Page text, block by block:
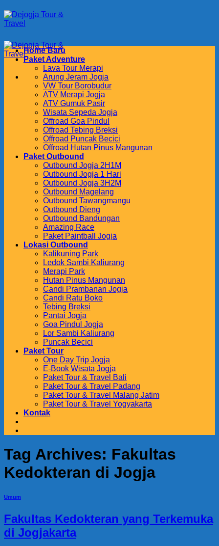
to
content
Home Baru
Paket Adventure
Lava Tour Merapi
Arung Jeram Jogja
VW Tour Borobudur
ATV Merapi Jogja
ATV Gumuk Pasir
Wisata Sepeda Jogja
Offroad Goa Pindul
Offroad Tebing Breksi
Offroad Puncak Becici
Offroad Hutan Pinus Mangunan
Paket Outbound
Outbound Jogja 2H1M
Outbound Jogja 1 Hari
Outbound Jogja 3H2M
Outbound Magelang
Outbound Tawangmangu
Outbound Dieng
Outbound Bandungan
Amazing Race
Paket Paintball Jogja
Lokasi Outbound
Kalikuning Park
Ledok Sambi Kaliurang
Merapi Park
Hutan Pinus Mangunan
Candi Prambanan Jogja
Candi Ratu Boko
Tebing Breksi
Pantai Jogja
Goa Pindul Jogja
Lor Sambi Kaliurang
Puncak Becici
Paket Tour
One Day Trip Jogja
E-Book Wisata Jogja
Paket Tour & Travel Bali
Paket Tour & Travel Padang
Paket Tour & Travel Malang Jatim
Paket Tour & Travel Yogyakarta
Kontak
Tag Archives: Fakultas
Kedokteran di Jogja
Umum
Fakultas Kedokteran yang Terkemuka
di Jogjakarta